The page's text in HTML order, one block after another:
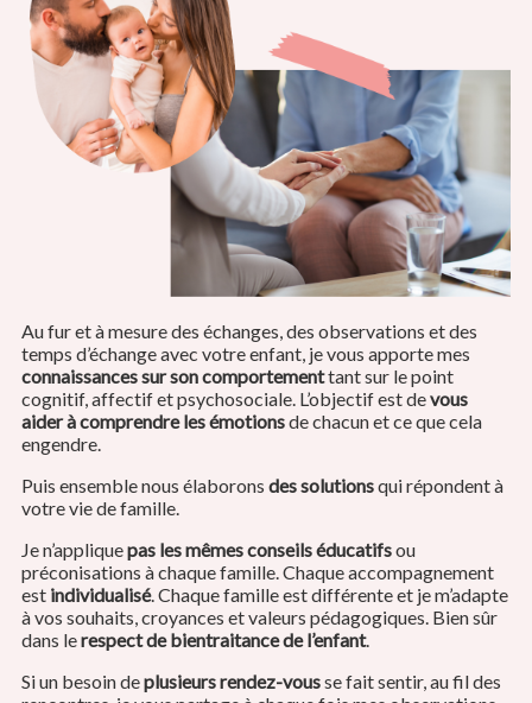
Au fur et à mesure des échanges, des observations et des
temps d’échange avec votre enfant, je vous apporte mes
connaissances sur son comportementtant sur le point
cognitif, affectif et psychosociale. L’objectif est devous
aider à comprendre les émotionsde chacun et ce que cela
engendre.
Puis ensemble nous élaborons des solutionsqui répondent à
votre vie de famille.
Je n’appliquepas les mêmes conseils éducatifsou
préconisations à chaque famille. Chaque accompagnement
est individualisé. Chaque famille est différente et je m’adapte
à vos souhaits, croyances et valeurs pédagogiques. Bien sûr
dans lerespect de bientraitance de l’enfant.
Si un besoin deplusieurs rendez-vousse fait sentir, au fil des